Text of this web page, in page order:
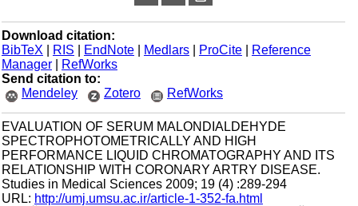
Download citation:
BibTeX
| RIS |EndNote |Medlars |ProCite |Reference
Manager
|RefWorks
Send citation to:
Mendeley
Zotero RefWorks
EVALUATION OF SERUM MALONDIALDEHYDE
SPECTROPHOTOMETRICALLY AND HIGH
PERFORMANCE LIQUID CHROMATOGRAPHY AND ITS
RELATIONSHIP WITH CORONARY ARTRY DISEASE.
Studies in Medical Sciences 2009; 19 (4) :289-294
URL:http://umj.umsu.ac.ir/article-1-352-fa.html